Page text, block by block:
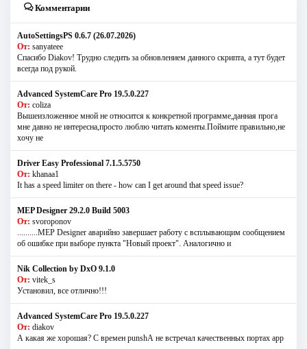
Комментарии
AutoSettingsPS 0.6.7 (26.07.2026)
От: sanyateee
Спасибо Diakov! Трудно следить за обновлением данного скрипта, а тут будет
всегда под рукой.
Advanced SystemCare Pro 19.5.0.227
От: coliza
Вышеизложенное мной не относится к конкретной программе,данная прога
мне давно не интересна,просто люблю читать коменты.Поймите правильно,не
хочу не
Driver Easy Professional 7.1.5.5750
От: khanaa1
It has a speed limiter on there - how can I get around that speed issue?
MEP Designer 29.2.0 Build 5003
От: svoroponov
..........MEP Designer аварийно завершает работу с всплывающим сообщением
об ошибке при выборе пункта "Новый проект". Аналогично и
Nik Collection by DxO 9.1.0
От: vitek_s
Установил, все отлично!!!
Advanced SystemCare Pro 19.5.0.227
От: diakov
А какая же хорошая? С времен punshА не встречал качественных портах app